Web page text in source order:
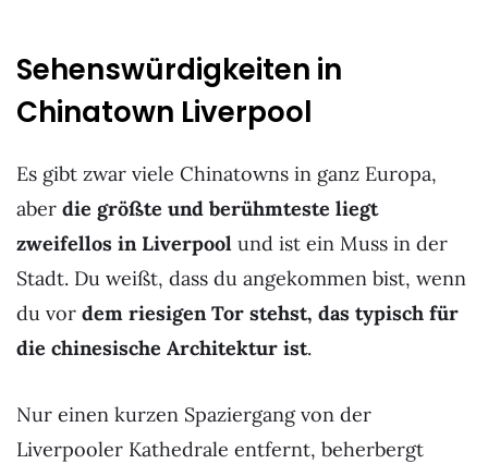
Sehenswürdigkeiten in
Chinatown Liverpool
Es gibt zwar viele Chinatowns in ganz Europa,
aber die größte und berühmteste liegt
zweifellos in Liverpool und ist ein Muss in der
Stadt. Du weißt, dass du angekommen bist, wenn
du vor dem riesigen Tor stehst, das typisch für
die chinesische Architektur ist.
Nur einen kurzen Spaziergang von der
Liverpooler Kathedrale entfernt, beherbergt